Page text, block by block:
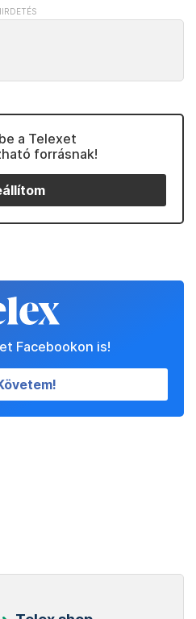
a Telexet
forrásnak!
Facebookon is!